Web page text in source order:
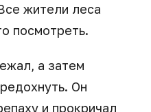
жители леса
посмотреть.
а затем
Он
и прокричал